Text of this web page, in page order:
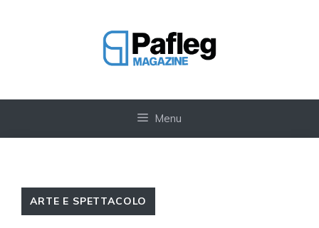
Menu
ARTE E SPETTACOLO